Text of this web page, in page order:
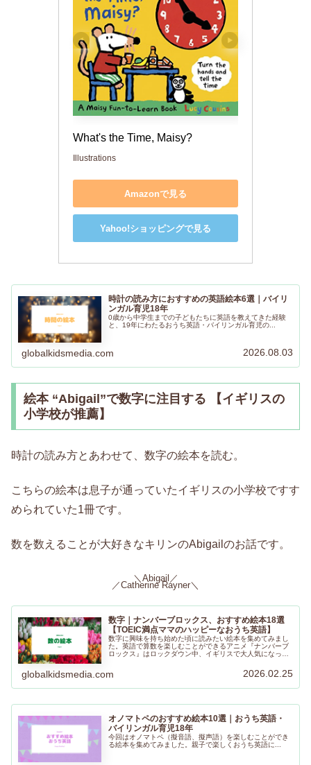
What's the Time, Maisy?
Illustrations
Amazonで見る
Yahoo!ショッピングで見る
時計の読み方におすすめの英語絵本6選｜バイリ
ンガル育児18年
0歳から中学生までの子どもたちに英語を教えてきた経験
と、19年にわたるおうち英語・バイリンガル育児の...
globalkidsmedia.com 2026.08.03
絵本 “Abigail”で数字に注目する 【イギリスの
小学校が推薦】
時計の読み方とあわせて、数字の絵本を読む。
こちらの絵本は息子が通っていたイギリスの小学校ですす
められていた1冊です。
数を数えることが大好きなキリンのAbigailのお話です。
＼Abigail／
／Catherine Rayner＼
数字｜ナンバーブロックス、おすすめ絵本18選
【TOEIC満点ママのハッピーなおうち英語】
数字に興味を持ち始めた頃に読みたい絵本を集めてみまし
た。英語で算数を楽しむことができるアニメ『ナンバーブ
ロックス』はロックダウン中、イギリスで大人気になった
globalkidsmedia.com 2026.02.25
オノマトペのおすすめ絵本10選｜おうち英語・
バイリンガル育児18年
今回はオノマトペ（擬音語、擬声語）を楽しむことができ
る絵本を集めてみました。親子で楽しくおうち英語に...